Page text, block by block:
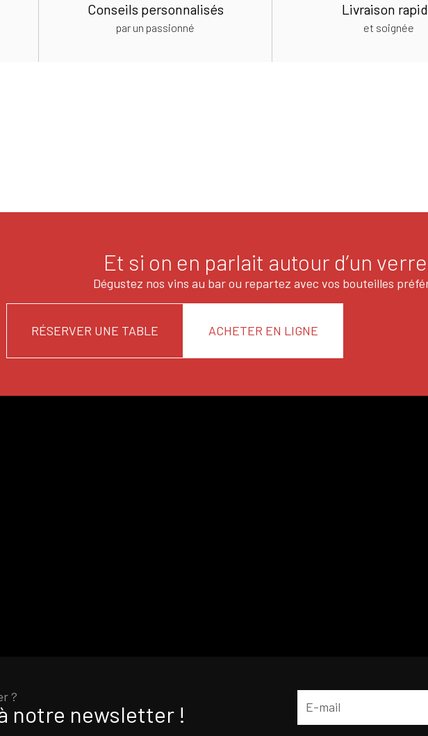
Conseils personnalisés
par un passionné
Livraison
et soignée
Et si on en parlait autour d’un
Dégustez nos vins au bar ou repartez avec vos bouteilles
RÉSERVER UNE TABLE ACHETER EN LIGNE
?
notre newsletter !